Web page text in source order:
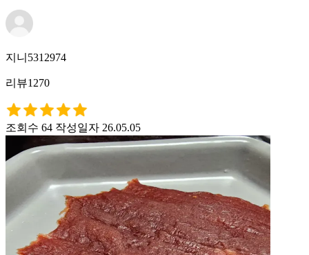
지니5312974
리뷰1270
조회수 64 작성일자 26.05.05